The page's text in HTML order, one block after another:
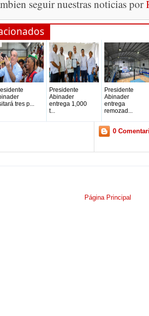
seguir nuestras noticias por
tres p...
Presidente
Abinader
entrega 1,000
t...
Presidente
Abinader
entrega
remozad...
0
Página Principal